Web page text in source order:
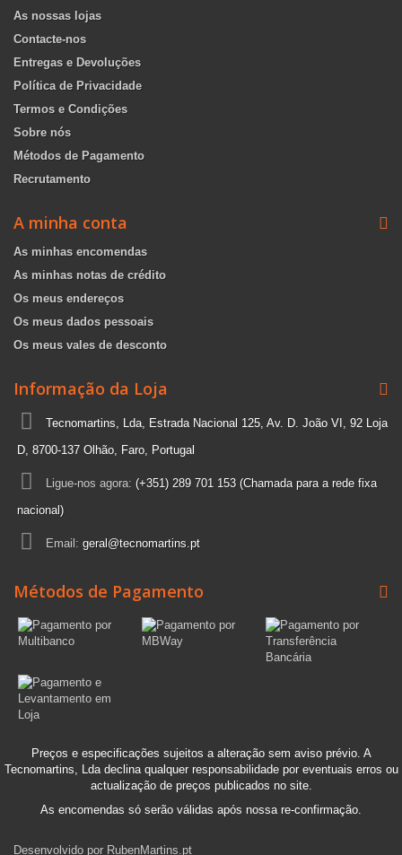
As nossas lojas
Contacte-nos
Entregas e Devoluções
Política de Privacidade
Termos e Condições
Sobre nós
Métodos de Pagamento
Recrutamento
A minha conta
As minhas encomendas
As minhas notas de crédito
Os meus endereços
Os meus dados pessoais
Os meus vales de desconto
Informação da Loja
Tecnomartins, Lda, Estrada Nacional 125, Av. D. João VI, 92 Loja
D, 8700-137 Olhão, Faro, Portugal
Ligue-nos agora: (+351) 289 701 153 (Chamada para a rede fixa
nacional)
Email: geral@tecnomartins.pt
Métodos de Pagamento
Preços e especificações sujeitos a alteração sem aviso prévio. A
Tecnomartins, Lda declina qualquer responsabilidade por eventuais erros ou
actualização de preços publicados no site.
As encomendas só serão válidas após nossa re-confirmação.
Desenvolvido por RubenMartins.pt